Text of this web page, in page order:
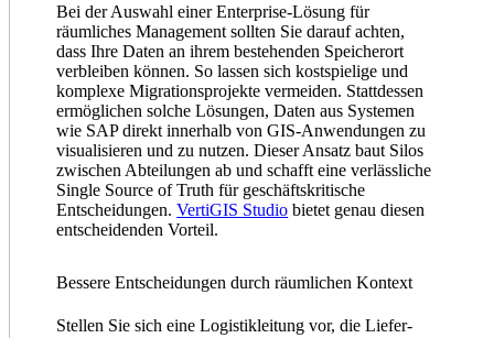
Bei der Auswahl einer Enterprise-Lösung für
räumliches Management sollten Sie darauf achten,
dass Ihre Daten an ihrem bestehenden Speicherort
verbleiben können. So lassen sich kostspielige und
komplexe Migrationsprojekte vermeiden. Stattdessen
ermöglichen solche Lösungen, Daten aus Systemen
wie SAP direkt innerhalb von GIS-Anwendungen zu
visualisieren und zu nutzen. Dieser Ansatz baut Silos
zwischen Abteilungen ab und schafft eine verlässliche
Single Source of Truth für geschäftskritische
Entscheidungen.VertiGIS Studio bietet genau diesen
entscheidenden Vorteil.
Bessere Entscheidungen durch räumlichen Kontext
Stellen Sie sich eine Logistikleitung vor, die Liefer­